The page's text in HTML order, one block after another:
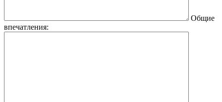
Общие
впечатления: